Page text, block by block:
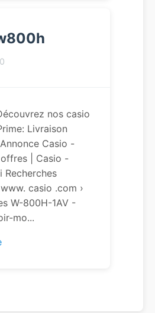
nos casio
Livraison
Casio -
| Casio -
Recherches
casio .com ›
W-800H-1AV -
mo...